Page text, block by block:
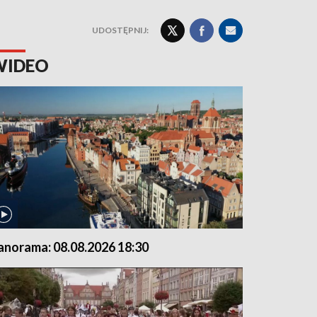
UDOSTĘPNIJ:
08.08.2026 18:30